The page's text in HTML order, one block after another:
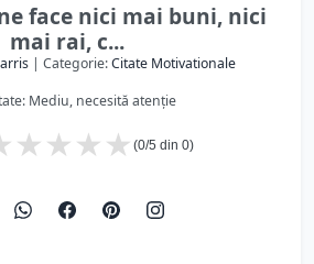
face nici mai buni, nici
mai rai, c...
| Categorie:Citate Motivationale
Mediu, necesită atenție
★
★
★
★ (0/5 din 0)